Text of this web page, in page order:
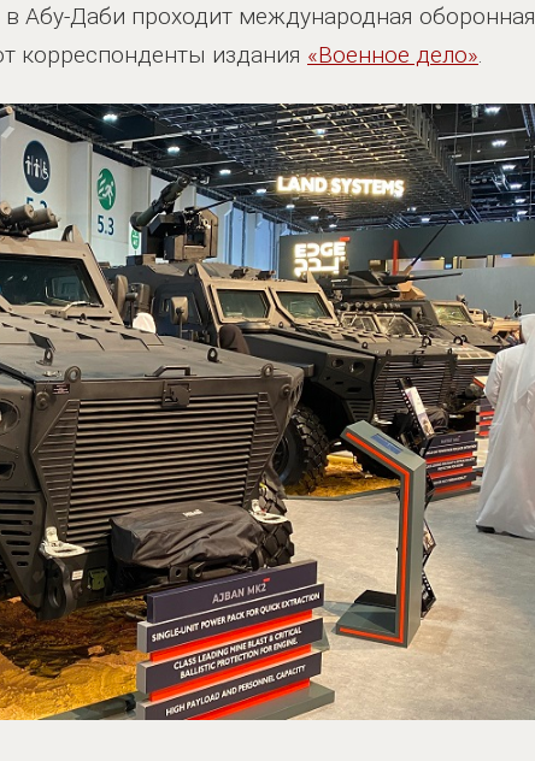
Абу-Даби проходит международная оборонная
корреспонденты издания «Военное дело».